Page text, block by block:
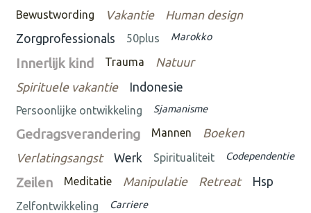
Bewustwording Vakantie
Human design
Zorgprofessionals
50plus Marokko
Innerlijk kind Trauma
Natuur
Spirituele vakantie
Indonesie
Persoonlijke ontwikkeling Sjamanisme
Gedragsverandering Mannen
Boeken
Verlatingsangst
Werk Spiritualiteit Codependentie
Zeilen Meditatie Manipulatie Retreat Hsp
Zelfontwikkeling Carriere